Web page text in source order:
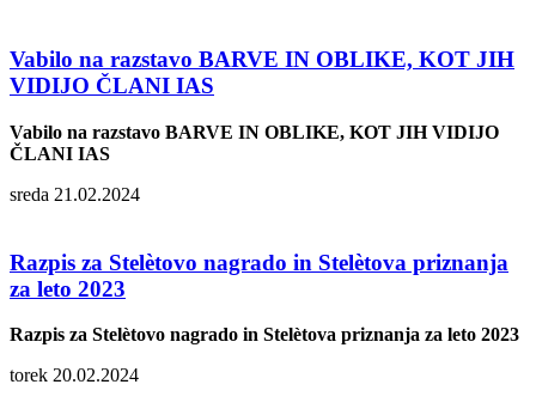
Vabilo na razstavo BARVE IN OBLIKE, KOT JIH
VIDIJO ČLANI IAS
Vabilo na razstavo BARVE IN OBLIKE, KOT JIH VIDIJO
ČLANI IAS
sreda 21.02.2024
Razpis za Stelètovo nagrado in Stelètova priznanja
za leto 2023
Razpis za Stelètovo nagrado in Stelètova priznanja za leto 2023
torek 20.02.2024